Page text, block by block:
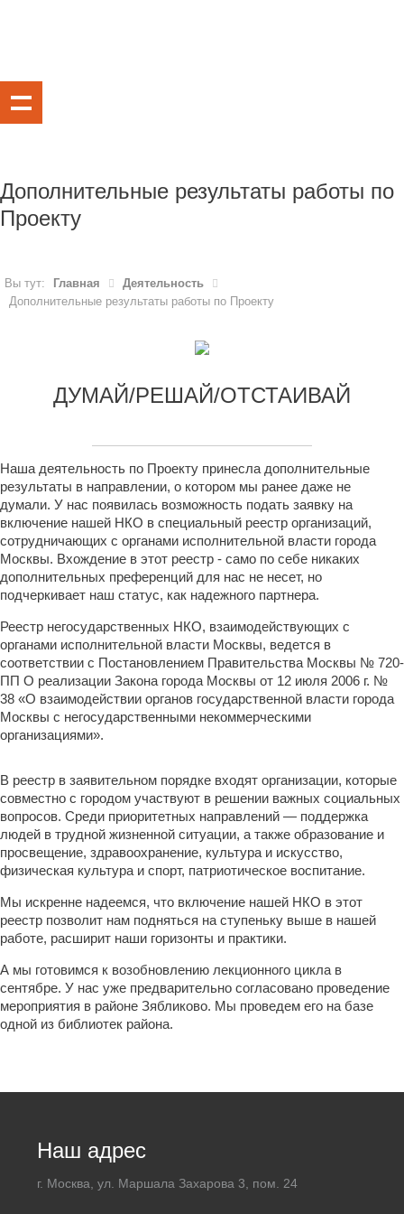
Дополнительные результаты работы по
Проекту
Вы тут: Главная
Деятельность
Дополнительные результаты работы по Проекту
ДУМАЙ/РЕШАЙ/ОТСТАИВАЙ
Наша деятельность по Проекту принесла дополнительные
результаты в направлении, о котором мы ранее даже не
думали. У нас появилась возможность подать заявку на
включение нашей НКО в специальный реестр организаций,
сотрудничающих с органами исполнительной власти города
Москвы. Вхождение в этот реестр - само по себе никаких
дополнительных преференций для нас не несет, но
подчеркивает наш статус, как надежного партнера.
Реестр негосударственных НКО, взаимодействующих с
органами исполнительной власти Москвы, ведется в
соответствии с Постановлением Правительства Москвы № 720-
ПП О реализации Закона города Москвы от 12 июля 2006 г. №
38 «О взаимодействии органов государственной власти города
Москвы с негосударственными некоммерческими
организациями».
В реестр в заявительном порядке входят организации, которые
совместно с городом участвуют в решении важных социальных
вопросов. Среди приоритетных направлений — поддержка
людей в трудной жизненной ситуации, а также образование и
просвещение, здравоохранение, культура и искусство,
физическая культура и спорт, патриотическое воспитание.
Мы искренне надеемся, что включение нашей НКО в этот
реестр позволит нам подняться на ступеньку выше в нашей
работе, расширит наши горизонты и практики.
А мы готовимся к возобновлению лекционного цикла в
сентябре. У нас уже предварительно согласовано проведение
мероприятия в районе Зябликово. Мы проведем его на базе
одной из библиотек района.
Наш адрес
г. Москва, ул. Маршала Захарова 3, пом. 24